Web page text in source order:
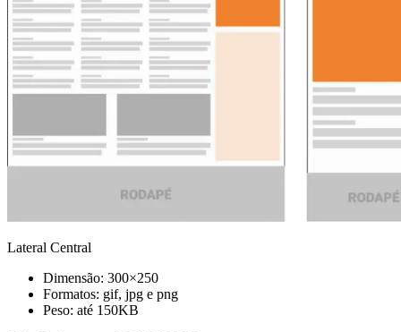
Lateral Central
Dimensão: 300×250
Formatos: gif, jpg e png
Peso: até 150KB